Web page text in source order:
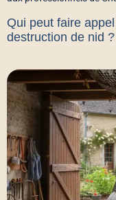
Qui peut faire
destruction de nid ?